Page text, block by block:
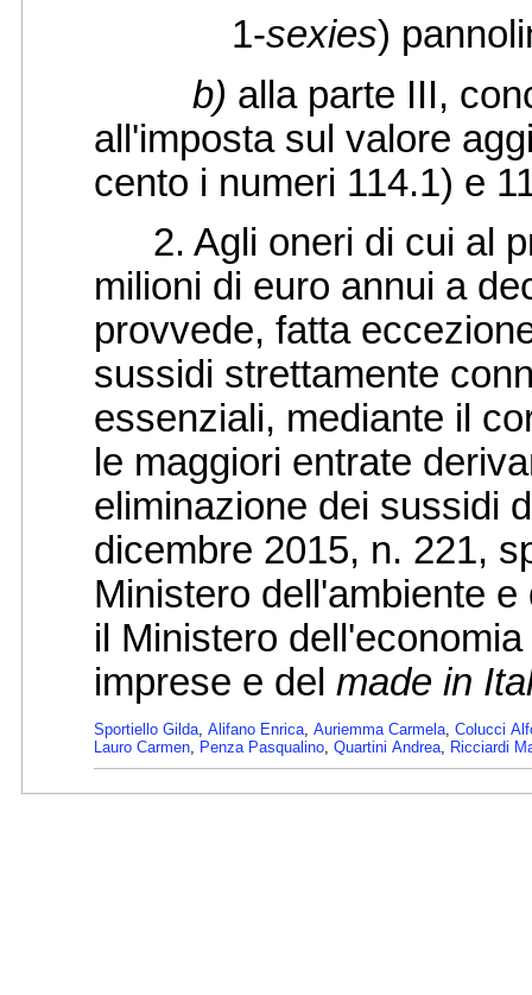
1-sexies)
b) alla parte III,
all'imposta sul valore
cento i numeri 114.1) e
2. Agli oneri di cui al
milioni di euro annui a
provvede, fatta
sussidi strettamente
essenziali, mediante il
le maggiori entrate
eliminazione dei sussidi
dicembre 2015, n. 221,
Ministero dell'ambiente
il Ministero
imprese e del made in
Sportiello Gilda, Alifano Enrica, Auriemma Carmela, Colucci
Lauro Carmen, Penza Pasqualino, Quartini Andrea, Ricciardi